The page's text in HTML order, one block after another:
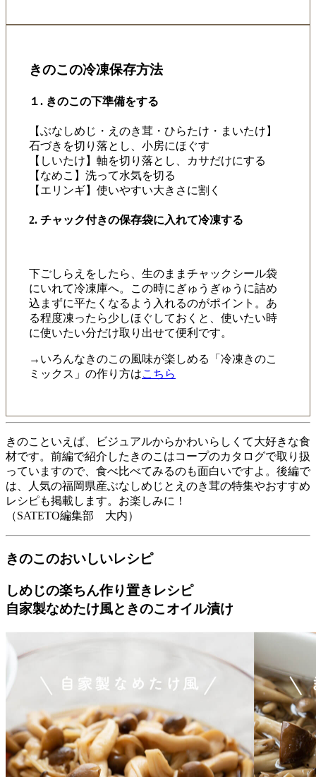
きのこの冷凍保存方法
１. きのこの下準備をする
【ぶなしめじ・えのき茸・ひらたけ・まいたけ】
石づきを切り落とし、小房にほぐす
【しいたけ】軸を切り落とし、カサだけにする
【なめこ】洗って水気を切る
【エリンギ】使いやすい大きさに割く
2. チャック付きの保存袋に入れて冷凍する
下ごしらえをしたら、生のままチャックシール袋
にいれて冷凍庫へ。この時にぎゅうぎゅうに詰め
込まずに平たくなるよう入れるのがポイント。あ
る程度凍ったら少しほぐしておくと、使いたい時
に使いたい分だけ取り出せて便利です。
→いろんなきのこの風味が楽しめる「冷凍きのこ
ミックス」の作り方はこちら
きのこといえば、ビジュアルからかわいらしくて大好きな食
材です。前編で紹介したきのこはコープのカタログで取り扱
っていますので、食べ比べてみるのも面白いですよ。後編で
は、人気の福岡県産ぶなしめじとえのき茸の特集やおすすめ
レシピも掲載します。お楽しみに！
（SATETO編集部 大内）
きのこのおいしいレシピ
しめじの楽ちん作り置きレシピ
自家製なめたけ風ときのこオイル漬け